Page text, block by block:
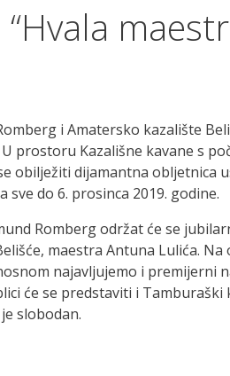
i Amatersko kazalište
prostoru Kazališne kavane s
obilježiti dijamantna obljetnica
do 6. prosinca 2019. godine.
Romberg održat će se
maestra Antuna Lulića.
najavljujemo i
će se predstaviti i
slobodan.